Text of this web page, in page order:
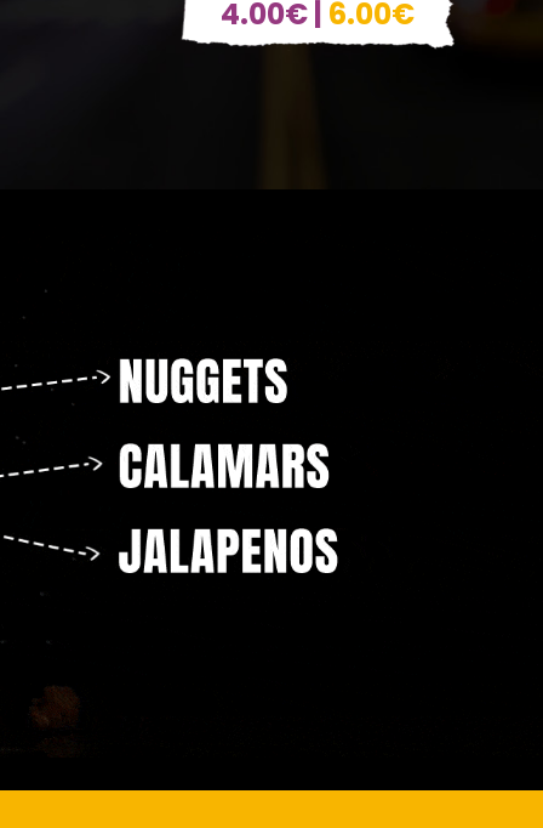
4.00€ | 6.00€